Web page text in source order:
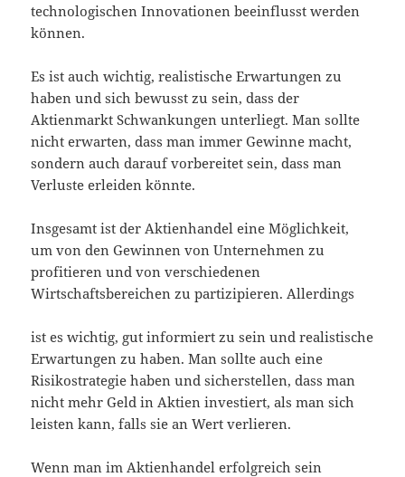
technologischen Innovationen beeinflusst werden
können.
Es ist auch wichtig, realistische Erwartungen zu
haben und sich bewusst zu sein, dass der
Aktienmarkt Schwankungen unterliegt. Man sollte
nicht erwarten, dass man immer Gewinne macht,
sondern auch darauf vorbereitet sein, dass man
Verluste erleiden könnte.
Insgesamt ist der Aktienhandel eine Möglichkeit,
um von den Gewinnen von Unternehmen zu
profitieren und von verschiedenen
Wirtschaftsbereichen zu partizipieren. Allerdings
ist es wichtig, gut informiert zu sein und realistische
Erwartungen zu haben. Man sollte auch eine
Risikostrategie haben und sicherstellen, dass man
nicht mehr Geld in Aktien investiert, als man sich
leisten kann, falls sie an Wert verlieren.
Wenn man im Aktienhandel erfolgreich sein